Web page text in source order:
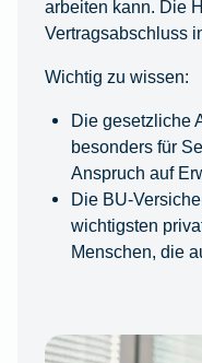
arbeiten kann. Die
Vertragsabschluss
Wichtig zu wissen:
Die gesetzliche
besonders für
Anspruch auf
Die BU-
wichtigsten
Menschen, die